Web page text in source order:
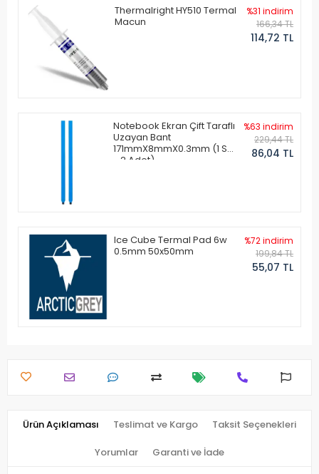
Thermalright HY510 Termal
Macun
%31 indirim
166,34 TL
114,72 TL
Notebook Ekran Çift Taraflı
Uzayan Bant
171mmX8mmX0.3mm (1 Set
- 2 Adet)
%63 indirim
229,44 TL
86,04 TL
Ice Cube Termal Pad 6w
0.5mm 50x50mm
%72 indirim
199,84 TL
55,07 TL
Ürün Açıklaması Teslimat ve Kargo Taksit Seçenekleri
Yorumlar Garanti ve İade